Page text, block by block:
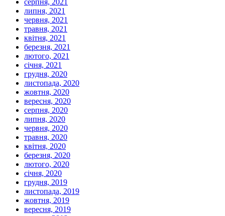
серпня, 2021
липня, 2021
червня, 2021
травня, 2021
квітня, 2021
березня, 2021
лютого, 2021
січня, 2021
грудня, 2020
листопада, 2020
жовтня, 2020
вересня, 2020
серпня, 2020
липня, 2020
червня, 2020
травня, 2020
квітня, 2020
березня, 2020
лютого, 2020
січня, 2020
грудня, 2019
листопада, 2019
жовтня, 2019
вересня, 2019